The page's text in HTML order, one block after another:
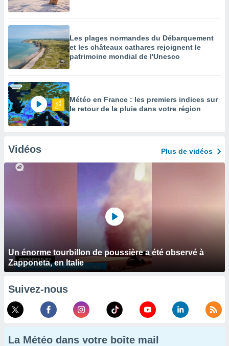
Les plages normandes du Débarquement
et les châteaux cathares rejoignent le
patrimoine mondial de l'Unesco
Météo en France : les premiers indices sur
le retour de la pluie dans votre région
Vidéos Plus de vidéos
Un énorme tourbillon de poussière a été observé à
Zapponeta, en Italie
Suivez-nous
La Météo dans votre boîte mail